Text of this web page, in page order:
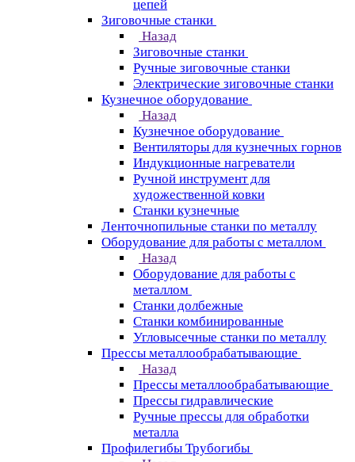
цепей
Зиговочные станки
Назад
Зиговочные станки
Ручные зиговочные станки
Электрические зиговочные станки
Кузнечное оборудование
Назад
Кузнечное оборудование
Вентиляторы для кузнечных горнов
Индукционные нагреватели
Ручной инструмент для
художественной ковки
Станки кузнечные
Ленточнопильные станки по металлу
Оборудование для работы с металлом
Назад
Оборудование для работы с
металлом
Станки долбежные
Станки комбинированные
Угловысечные станки по металлу
Прессы металлообрабатывающие
Назад
Прессы металлообрабатывающие
Прессы гидравлические
Ручные прессы для обработки
металла
Профилегибы Трубогибы